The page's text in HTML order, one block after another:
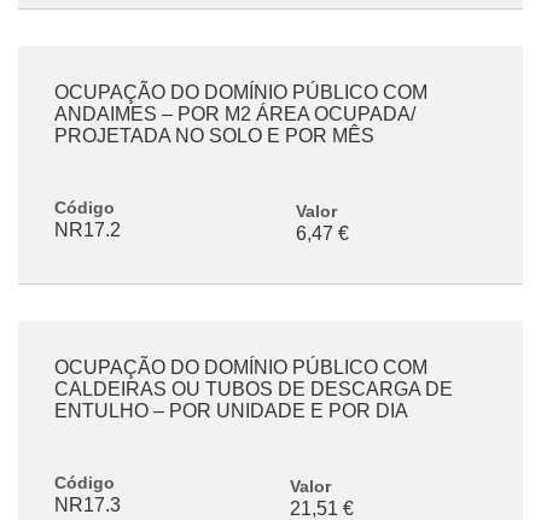
Código
NR17.2
OCUPAÇÃO DO DOMÍNIO PÚBLICO COM
ANDAIMES – POR M2 ÁREA OCUPADA/
PROJETADA NO SOLO E POR MÊS
Valor
6,47 €
Código
NR17.3
OCUPAÇÃO DO DOMÍNIO PÚBLICO COM
CALDEIRAS OU TUBOS DE DESCARGA DE
ENTULHO – POR UNIDADE E POR DIA
Valor
21,51 €